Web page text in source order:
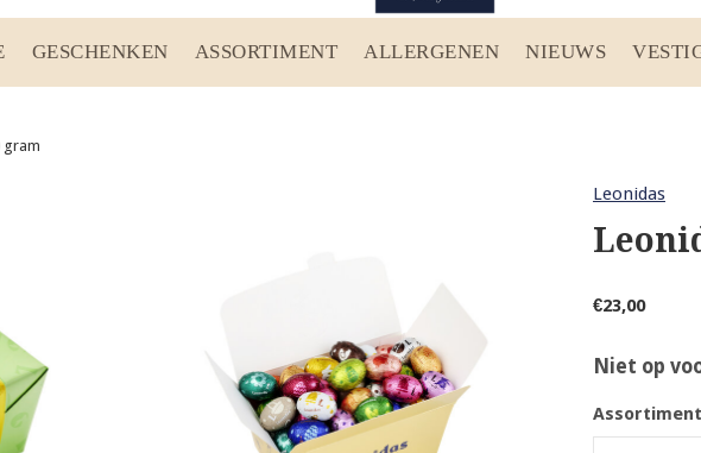
GESCHENKEN ASSORTIMENT ALLERGENEN NIEUWS
gram
Leonidas
€23,00
Niet op